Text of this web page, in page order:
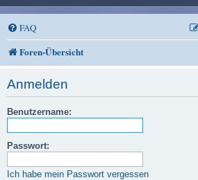
FAQ
Foren-Übersicht
Anmelden
Benutzername:
Passwort:
Ich habe mein Passwort vergessen